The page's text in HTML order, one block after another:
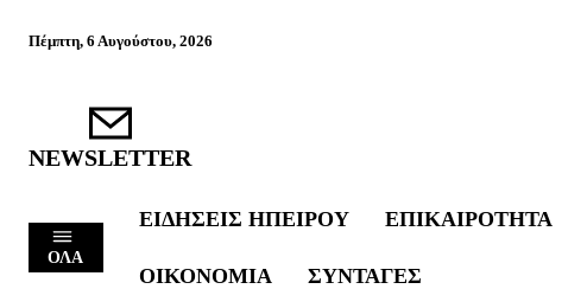
Πέμπτη, 6 Αυγούστου, 2026
NEWSLETTER
ΟΛΑ
ΕΙΔΉΣΕΙΣ ΗΠΕΊΡΟΥ ΕΠΙΚΑΙΡΌΤΗΤΑ
ΟΙΚΟΝΟΜΊΑ ΣΥΝΤΑΓΈΣ